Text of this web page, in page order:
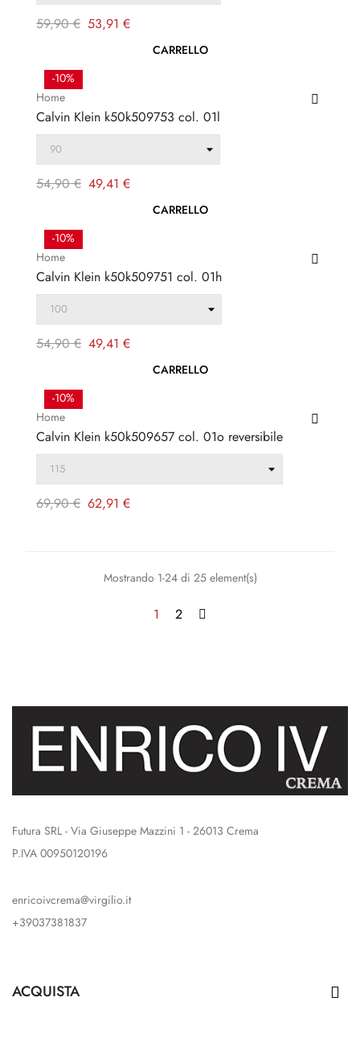
Prezzo
59,90 € Prezzo
53,91 €
-10%
CARRELLO
Home
Calvin Klein k50k509753 col. 01l
Prezzo
54,90 € Prezzo
49,41 €
-10%
CARRELLO
Home
Calvin Klein k50k509751 col. 01h
Prezzo
54,90 € Prezzo
49,41 €
-10%
CARRELLO
Home
Calvin Klein k50k509657 col. 01o reversibile
Prezzo
69,90 € Prezzo
62,91 €
Mostrando 1-24 di 25 element(s)
1 2
Futura SRL - Via Giuseppe Mazzini 1 - 26013 Crema
P.IVA 00950120196
enricoivcrema@virgilio.it
+39037381837
ACQUISTA 